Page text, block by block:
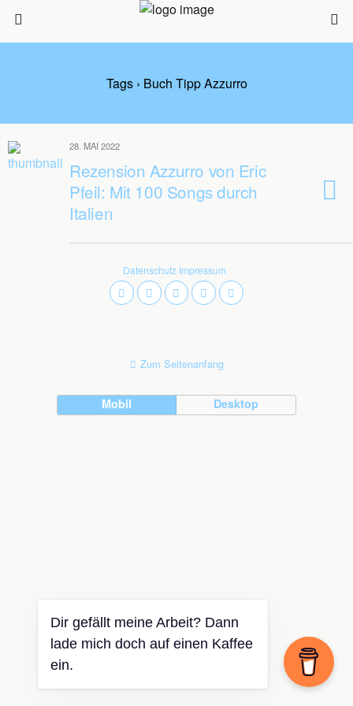
Tags › Buch Tipp Azzurro
28. MAI 2022
Rezension Azzurro von Eric
Pfeil: Mit 100 Songs durch
Italien
Datenschutz Impressum
Zum Seitenanfang
Mobil Desktop
Dir gefällt meine Arbeit? Dann
lade mich doch auf einen Kaffee
ein.